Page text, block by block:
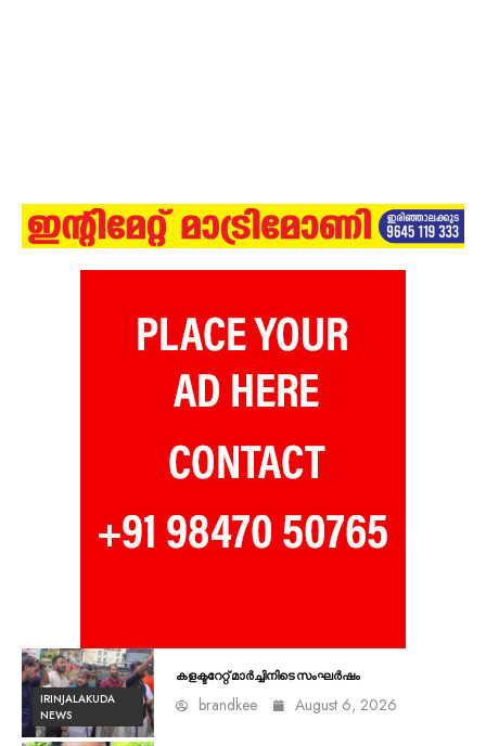
IRINJALAKUDA
NEWS
കളക്ടറേറ്റ് മാർച്ചിനിടെ സംഘർഷം
brandkee August 6, 2026